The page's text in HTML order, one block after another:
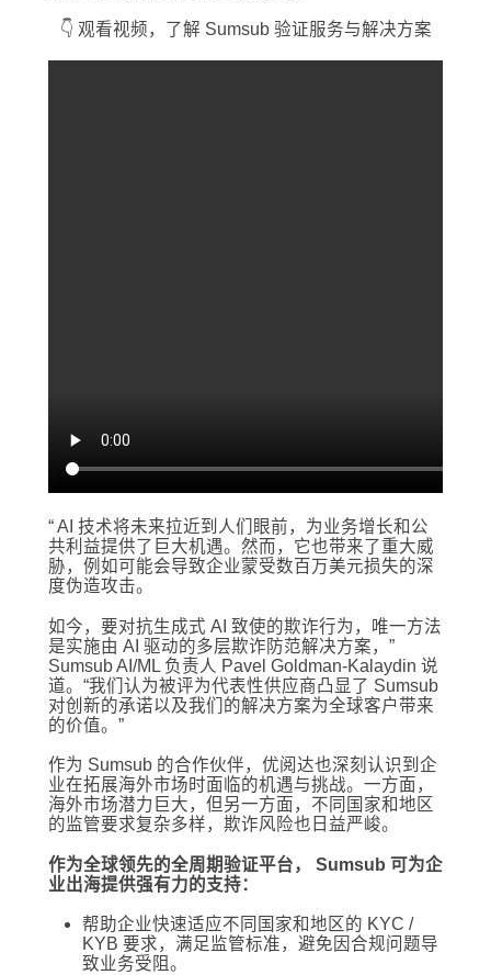
👇 观看视频，了解 Sumsub 验证服务与解决方案
“ AI 技术将未来拉近到人们眼前，为业务增长和公
共利益提供了巨大机遇。然而，它也带来了重大威
胁，例如可能会导致企业蒙受数百万美元损失的深
度伪造攻击。
如今，要对抗生成式 AI 致使的欺诈行为，唯一方法
是实施由 AI 驱动的多层欺诈防范解决方案，”
Sumsub AI/ML 负责人 Pavel Goldman-Kalaydin 说
道。“我们认为被评为代表性供应商凸显了 Sumsub
对创新的承诺以及我们的解决方案为全球客户带来
的价值。”
作为 Sumsub 的合作伙伴，优阅达也深刻认识到企
业在拓展海外市场时面临的机遇与挑战。一方面，
海外市场潜力巨大，但另一方面，不同国家和地区
的监管要求复杂多样，欺诈风险也日益严峻。
作为全球领先的全周期验证平台， Sumsub 可为企
业出海提供强有力的支持：
帮助企业快速适应不同国家和地区的 KYC /
KYB 要求，满足监管标准，避免因合规问题导
致业务受阻。